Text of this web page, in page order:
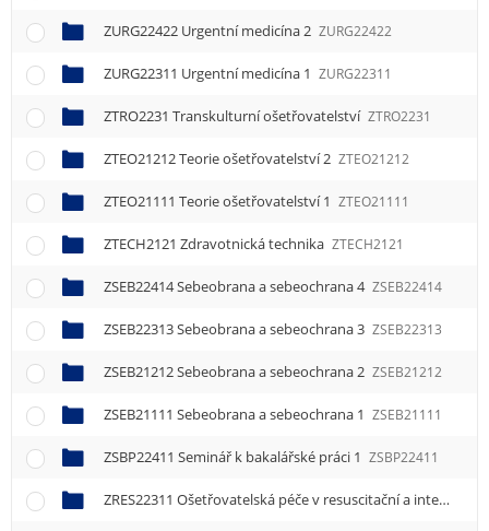
ZURG22422 Urgentní medicína 2 ZURG22422
ZURG22311 Urgentní medicína 1 ZURG22311
ZTRO2231 Transkulturní ošetřovatelství ZTRO2231
ZTEO21212 Teorie ošetřovatelství 2 ZTEO21212
ZTEO21111 Teorie ošetřovatelství 1 ZTEO21111
ZTECH2121 Zdravotnická technika ZTECH2121
ZSEB22414 Sebeobrana a sebeochrana 4 ZSEB22414
ZSEB22313 Sebeobrana a sebeochrana 3 ZSEB22313
ZSEB21212 Sebeobrana a sebeochrana 2 ZSEB21212
ZSEB21111 Sebeobrana a sebeochrana 1 ZSEB21111
ZSBP22411 Seminář k bakalářské práci 1 ZSBP22411
ZRES22311 Ošetřovatelská péče v resuscitační a intenzivní péči 1